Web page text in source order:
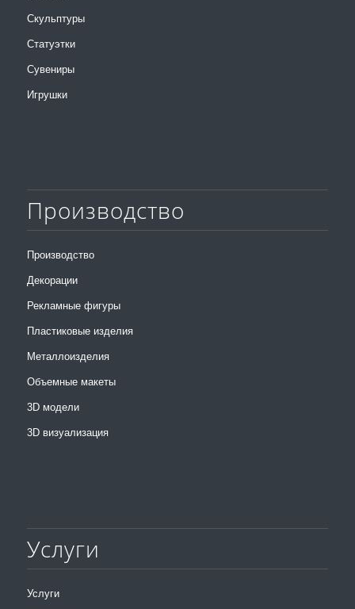
Скульптуры
Статуэтки
Сувениры
Игрушки
Производство
Производство
Декорации
Рекламные фигуры
Пластиковые изделия
Металлоизделия
Объемные макеты
3D модели
3D визуализация
Услуги
Услуги